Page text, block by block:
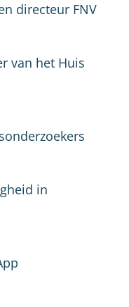
directeur FNV
van het Huis
in